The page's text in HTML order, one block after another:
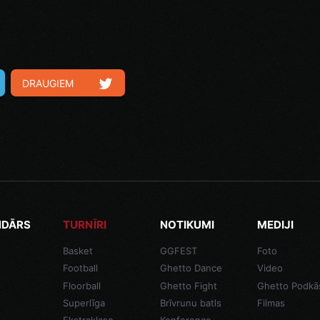
DRAUGIEM
TURNĪRI
Basket
Football
Floorball
Superlīga
NOTIKUMI
GGFEST
Ghetto Dance
Ghetto Fight
Brīvrunu batls
MEDIJI
Foto
Video
Ghetto
Filmas